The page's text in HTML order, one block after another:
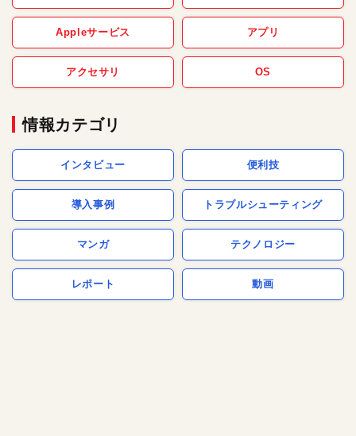
Appleサービス アプリ
アクセサリ OS
情報カテゴリ
インタビュー 便利技
導入事例 トラブルシューティング
マンガ テクノロジー
レポート 動画